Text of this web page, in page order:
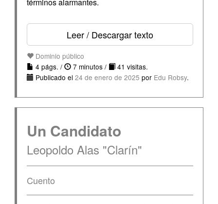
Leer / Descargar texto
Dominio público
4 págs. /
7 minutos /
41 visitas.
Publicado el 24 de enero de 2025 por Edu Robsy.
Un Candidato
Leopoldo Alas "Clarín"
Cuento